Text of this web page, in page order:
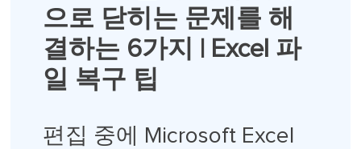
으로 닫히는 문제를 해
결하는 6가지 | Excel 파
일 복구 팁
편집 중에 Microsoft Excel